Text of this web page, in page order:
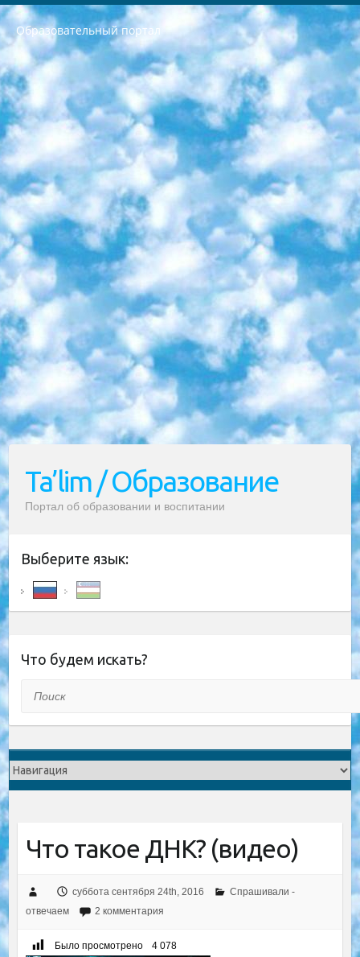
Образовательный портал
РЕСПУБЛИКА УЗБЕКИСТАН МИНИСТРЕРСТВО ДОШКОЛЬНОГО И ШКОЛЬНОГО ОБРАЗОВАНИЯ КОМАНДА в общеобразовательных учреждениях в 2023-2024 учебном году организация и проведение итоговой государственной аттестации обучающихся о Министра дошкольного и школьного образования Республики Узбекистан от 4 марта 2008 года (постановлением Минюста от 20 марта 2008 года № 1778 государственной регистрации) «Итоговое состояние учащихся общего среднего образования на основании положения об утверждении положения об аттестации общего среднего образования выпускной экзамен студентов в образовательных учреждениях в 2023-2024 учебном году В целях организации и прохождения аттестации приказываю: 1. Следующее: перечень предметов, по которым будет проводиться итоговая государственная аттестация и экзамен формы перевода согласно приложению 1; сертификаты международного образца, оценивающие уровень владения иностранными языками перечень согласно приложению 2; 2. Педагогический при специализированных образовательных учреждениях. научно-практический центр квалификации и международной оценки (Д.Давидова) 2024 г. До 25 марта: задания по предметам, по которым будет проводиться итоговая аттестация разработка и утверждение технических условий; итоговая аттестация на основании разработанного предметного задания разработка вопросов по предметам (устно и письменно), экзамен передача; общеобразовательные средние школы и специальные учебные заведения учащиеся выпускных классов школ и интернатов в агентской системе подготовка базы данных экзаменационных материалов и критериев оценки; перевод базы экзаменационных материалов на все языки обучения подать в Республиканский образовательный центр для изготовления; варианты экзаменов на основе разработанных контрольных материалов пусть будут поставлены задачи формирования. 3. Республиканский образовательный центр (Ш.Худайкулов) до 5 апреля 2024 года. до: база данных предоставленных экзаменационных материалов на все языки обучения перевод и экспертиза; для слепых, слабовидящих, глухих, слабослышащих и умственно отсталых детей учащиеся выпускных классов специализированных школ и школ-интернатов база данных экзаменационных материалов на всех преподаваемых языках подготовка критериев оценки; специализированные школы для умственно отсталых детей и технологии для учащихся выпускных классов школ-интернатов разработка соответствующих рекомендаций и критериев проведения ЕГЭ по естествознанию давать задания. 4. Педагогический при специализированных образовательных учреждениях. Научно-практический центр навыков и международной оценки (Д.Давидова), Республика образовательный центр (Худайкулов Ш.) итоговый государственный аттестационный экзамен ориентирован на творческое и логическое мышление при подготовке базы материалов учитывать введение заданий. 5. Следует отметить, что: сертификат государственного образца о знании общеобразовательного предмета и как минимум национальный уровень B1 по предметам на иностранных языках, указанным в Приложении 2. или международно признанный сертификат эквивалентного уровня студенты, изучающие определенный предмет, освобождаются от экзамена; по соответствующим предметам запланирована итоговая государственная аттестация за день до дня, путем жеребьевки Рабочей группой (в письменной форме по предметам, проводимым в форме) из числа сформированных вариантов выбрано 2 варианта; 2 выбранных варианта экзамена анонсированы на официальном сайте министерства и все выпускники по всей стране на основе этих вариантов проводит итоговую государственную аттестацию. 6. Государственное образование учащихся средних общеобразовательных учреждений. знания в соответствии с квалификационными требованиями, которые необходимо приобрести на основании стандартов итоговый (выпускной) контроль для 9 и 11 классов в целях тестирования Экзамены (далее – экзамены) состоят из предметов, перечисленных в приложении 1. будет сделано. 7. Экзамены пройдут с 26 мая по 15 июня 2024 г. (кроме науки физического воспитания). 8. Физическая для учащихся 9 классов общесредних образовательных учреждений. Экзамены по предмету «Образование, квалификация медицина» 1-6 мая 2024 года. сотрудники перевести под присмотр (с отклонениями в физическом или умственном развитии) специализированная школа для детей, школы-интернаты и со сколиозом школы-интернаты санаторного типа для больных детей исключены). 9. Он был слепым, слабовидящим и имел нарушения опорно-двигательного аппарата. экзамены в специализированных школах и интернатах для детей должны проводиться исходя из требований, предъявляемых к общеобразовательным учреждениям (физкультура кроме науки). 10. Специализированная школа для глухих и слабослышащих детей. и экзамены в интернатах и быть реализован в виде письменного теста по математике. 11. Специальность для умственно отсталых детей. Для 9 класса Родной язык и литературное письмо Государственный язык (язык обучения – узбекский). для неклассов) написано Математическое письмо Письменная/устная история Узбекистана Физическое воспитание практично Итоговый контроль Для 11 класса Написание родного языка и литературы (эссе) Математическое письмо Узбекский язык (обучение на узбекском языке) не посещающее общее среднее образование для учреждений)/Образовательное учреждение выбор письменный и устный Иностранный язык письменный/устный Письменная/устная история Узбекистана *По выбору студента:  Химия  Физика  Основы государственного права  География 10 бесплатных образовательных ресурсов - Мы составили подборку онлайн-проектов с интерактивными упражнениями, видеолекциями и статьями. Они помогут вам обрести новые и освежить старые знания бесплатно. 1. «ИНТУИТ» Старейшая образовательная площадка Рунета. Здесь вы найдёте сотни текстовых и видеокурсов на десятки различных тем — от программирования до психологии. Многие курсы подготовлены российскими университетами и крупными международными компаниями вроде Intel и Microsoft. Самостоятельное обучение бесплатное, но желающие могут оплатить услуги персональных наставников. 2. «Смартия» знакомит с актуальными профессиями и подсказывает, как им обучаться. Выбрав заинтересовавшую вас специальность — SMM-специалист, фотограф, веб-дизайнер или другую, — увидите список необходимых для неё умений. Чтобы вы могли освоить их самостоятельно, для каждого умения площадка отображает подборку ссылок на учебные материалы. Хотя «Смартия» ориентируется на русскоязычную аудиторию, часть контента всё же доступна только на английском. 3. «Лекторий Физтеха» Проект Московского физико-технического института (Физтеха). С его помощью вы можете смотреть онлайн серии лекций, записанные на видео в этом вузе. В числе доступных предметов — физика, биология, химия, информационные технологии и другие. К некоторым лекциям администрация ресурса прилагает готовые конспекты, которые можно скачивать в PDF-формате. 4. ITMOcourses Онлайн-площадка Санкт-Петербургского национального исследовательского университета информационных технологий, механики и оптики (ИТМО). Ресурс предоставляет свободный доступ к курсам, разработанным в этом вузе. Каталог материалов разбит на четыре категории: «Оптические системы и технологии», «Приборостроение и робототехника», «Информационные технологии» и «Биотехнологии». Курсы состоят из видеолекций, интерактивных демонстраций и заданий. 5. «КиберЛенинка» Электронная научная библиотека открытого доступа. Каталог площадки регулярно обрастает текстами статей из различных научных изданий. Сгруппированные по журналам и рубрикам публикации можно читать онлайн или скачивать целиком в PDF-формате. Проект нацелен на популяризацию науки за счёт открытого доступа к качественной информации. 6. «ПостНаука» На этом ресурсе публикуют подборки видеолекций, составленные экспертами из разных отраслей и объединённые общими темами. Среди них, к примеру, есть серии «Биоинформатика и геномика», «Культура средневековой Скандинавии» и Cinema Studies о теории кино. Каждая подборка лекций — логически связанная история, рассказанная экспертом от первого лица. Кроме того, на сайте появляются научно-образовательные статьи и тесты на разные темы. 7. «Newочём» Команда проекта «Newочём» отбирает самые интересные тексты из англоязычных СМИ и переводит те из них, за которые голосуют участники сообщества «ВКонтакте». По большей части это научно-популярные статьи. Редакторы придумывают лишь заголовки, в остальном содержание переводов соответствует оригиналам. Полные тексты можно читать прямо в социальной сети. 8. InternetUrok Онлайн-база материалов по основным дисциплинам школьной программы. Информация на сайте структурирована по классам, предметам и темам (урокам). Каждый урок состоит из видеолекций и конспектов. Есть также интерактивные тренажёры и тесты для закрепления пройденного материала. Даже если вы давно окончили школу, возможность повторить программу старших классов всегда может пригодиться. 9. Edutainme Ещё один ресурс об образовании. В отличие от Newtonew, как мне кажется, Edutainme больше ориентируется на представителей индустрии: педагогов, предпринимателей, разработчиков образовательных проектов. Но и любой, кто просто стремится к саморазвитию, найдёт на сайте много полезного и интересного для себя. Например, информацию о новых курсах и образовательных сервисах. 10. Newtonew Онлайн-медиа об образовании и обучении в широком смысле. Авторы Newtonew пишут об инструментах, заведениях, тактиках и стратегиях, которые помогают учить других и получать новые знания самостоятельно. На этой площадке вы найдёте новости, обзоры, аналитические мат
Ta’lim / Образование
Портал об образовании и воспитании
Выберите язык:
Что будем искать?
Что такое ДНК? (видео)
суббота сентября 24th, 2016
Спрашивали -
отвечаем
2 комментария
Было просмотрено 4 078